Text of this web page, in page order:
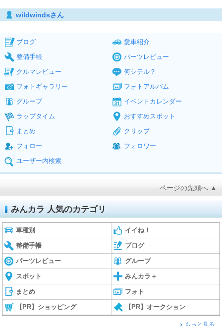
wildwindsさん
ブログ
愛車紹介
整備手帳
パーツレビュー
クルマレビュー
何シテル？
フォトギャラリー
フォトアルバム
グループ
イベントカレンダー
ラップタイム
おすすめスポット
まとめ
クリップ
フォロー
フォロワー
ユーザー内検索
ページの先頭へ ▲
みんカラ 人気のカテゴリ
車種別 イイね！
整備手帳 ブログ
パーツレビュー グループ
スポット みんカラ＋
まとめ フォト
【PR】ショッピング 【PR】オークション
もっと見る